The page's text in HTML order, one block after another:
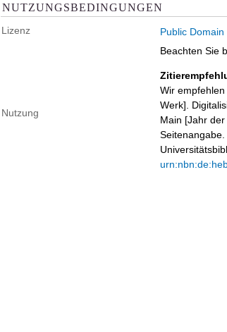
NUTZUNGSBEDINGUNGEN
Lizenz Public
Nutzung
Beachten Sie
Wir
Werk].
Main [Jahr